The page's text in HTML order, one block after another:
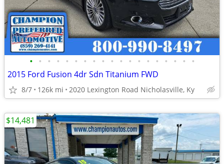
• • • • • • • • • • • • • • • • • • •
2015 Ford Fusion 4dr Sdn Titanium FWD
8/7 126k mi 2020 Lexington Road Nicholasville, Ky
$14,481